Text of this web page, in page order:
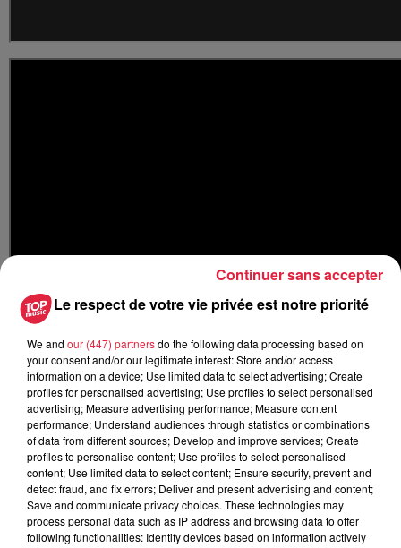
Publié : 20 mai 2021 à 17h02 - Modifié : 8 novembre 2021 à
12h13 Rédaction
A lire aussi
Le respect de votre vie privée est notre priorité
We and our (447) partnersdo the following data processing based on
your consent and/or our legitimate interest: Store and/or access
information on a device; Use limited data to select advertising; Create
profiles for personalised advertising; Use profiles to select personalised
advertising; Measure advertising performance; Measure content
performance; Understand audiences through statistics or combinations
of data from different sources; Develop and improve services; Create
profiles to personalise content; Use profiles to select personalised
content; Use limited data to select content; Ensure security, prevent and
detect fraud, and fix errors; Deliver and present advertising and content;
Save and communicate privacy choices. These technologies may
process personal data such as IP address and browsing data to offer
following functionalities: Identify devices based on information actively
Continuer sans accepter